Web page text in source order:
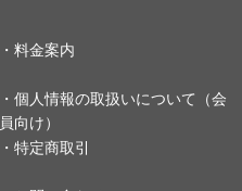
・料金案内
・個人情報の取扱いについて（会
員向け）
・特定商取引